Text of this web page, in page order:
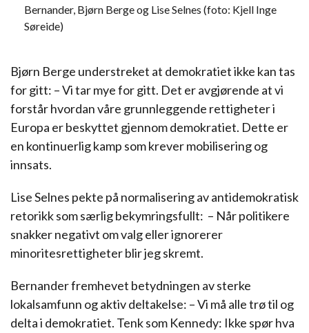
Bernander, Bjørn Berge og Lise Selnes (foto: Kjell Inge
Søreide)
Bjørn Berge understreket at demokratiet ikke kan tas
for gitt: – Vi tar mye for gitt. Det er avgjørende at vi
forstår hvordan våre grunnleggende rettigheter i
Europa er beskyttet gjennom demokratiet. Dette er
en kontinuerlig kamp som krever mobilisering og
innsats.
Lise Selnes pekte på normalisering av antidemokratisk
retorikk som særlig bekymringsfullt: – Når politikere
snakker negativt om valg eller ignorerer
minoritesrettigheter blir jeg skremt.
Bernander fremhevet betydningen av sterke
lokalsamfunn og aktiv deltakelse: – Vi må alle trø til og
delta i demokratiet. Tenk som Kennedy: Ikke spør hva